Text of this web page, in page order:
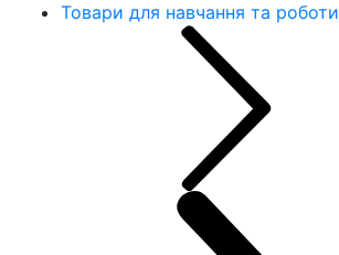
Товари для навчання та роботи